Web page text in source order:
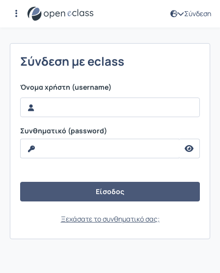
Σύνδεση
Σύνδεση
Σύνδεση με eclass
Όνομα χρήστη (username)
Συνθηματικό (password)
Ξεχάσατε το συνθηματικό σας;